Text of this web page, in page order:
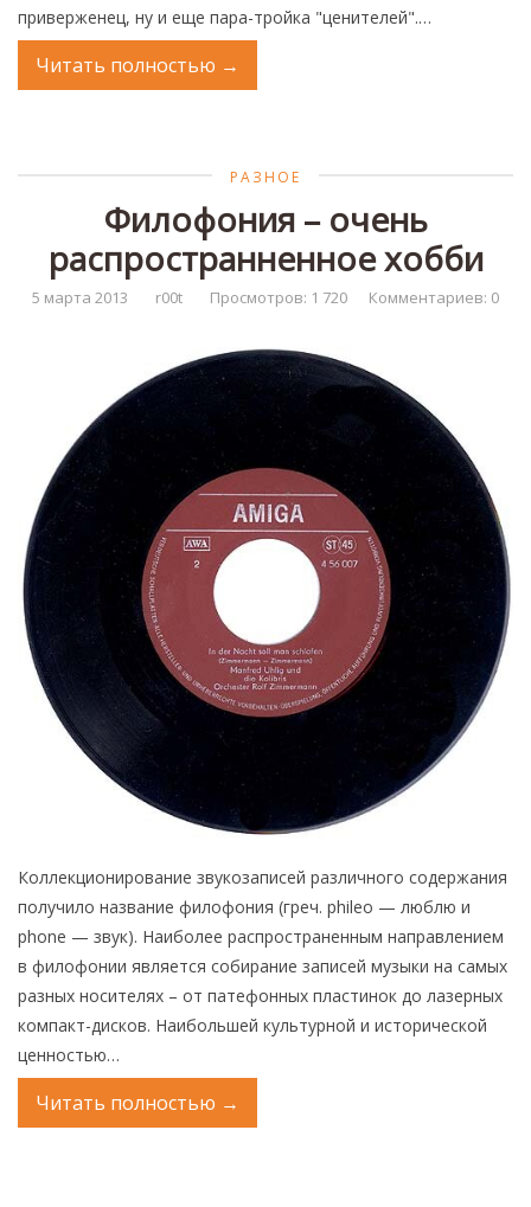
приверженец, ну и еще пара-тройка "ценителей".…
Читать полностью →
РАЗНОЕ
Филофония – очень
распространненное хобби
5 марта 2013 r00t Просмотров: 1 720 Комментариев: 0
Коллекционирование звукозаписей различного содержания
получило название филофония (греч. phileo — люблю и
phone — звук). Наиболее распространенным направлением
в филофонии является собирание записей музыки на самых
разных носителях – от патефонных пластинок до лазерных
компакт-дисков. Наибольшей культурной и исторической
ценностью…
Читать полностью →